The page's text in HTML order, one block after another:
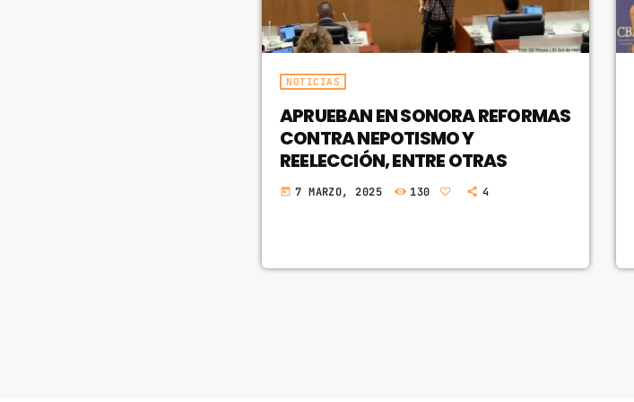
NOTICIAS
APRUEBAN EN SONORA REFORMAS
CONTRA NEPOTISMO Y
REELECCIÓN, ENTRE OTRAS
today 7 MARZO, 2025 130 4